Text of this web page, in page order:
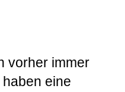
vorher immer
eine